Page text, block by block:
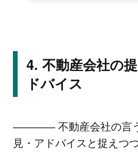
不動産会社の
ドバイス
―――― 不動産会社の言
見・アドバイスと捉えつ